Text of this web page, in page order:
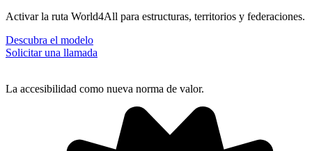
Activar la ruta World4All para estructuras, territorios y federaciones.
Descubra el modelo
Solicitar una llamada
La accesibilidad como nueva norma de valor.